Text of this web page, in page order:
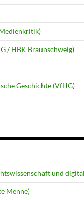
/ HBK Braunschweig)
Geschichte (VfHG)
und
Menne)